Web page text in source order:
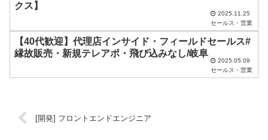
。
クス】
2025.11.25
セールス・営業
【40代歓迎】代理店インサイド・フィールドセールス#
縁故販売・新規テレアポ・飛び込みなし/岐阜
2025.05.09
セールス・営業
[開発] フロントエンドエンジニア